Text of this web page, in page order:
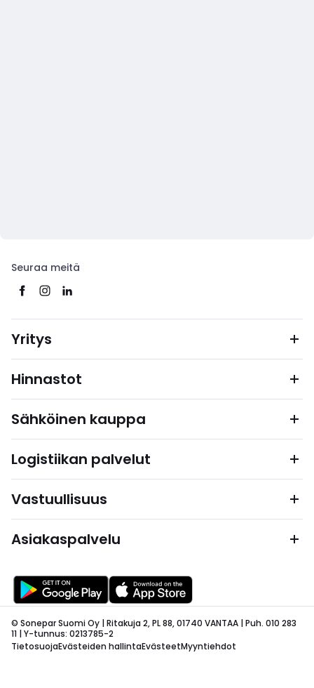
Seuraa meitä
Yritys
Hinnastot
Sähköinen kauppa
Logistiikan palvelut
Vastuullisuus
Asiakaspalvelu
© Sonepar Suomi Oy | Ritakuja 2, PL 88, 01740 VANTAA | Puh. 010 283
11 | Y-tunnus: 0213785-2
TietosuojaEvästeiden hallintaEvästeetMyyntiehdot